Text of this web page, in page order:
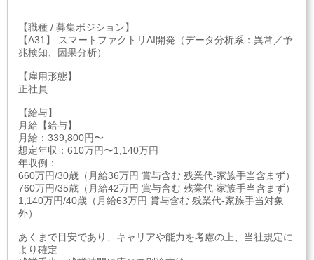
【職種 / 募集ポジション】
【A31】 スマートファクトリAI開発（データ分析系：異常／予
兆検知、因果分析）
【雇用形態】
正社員
【給与】
月給【給与】
月給：339,800円〜
想定年収：610万円〜1,140万円
年収例：
660万円/30歳（月給36万円 賞与含む 残業代-家族手当含まず）
760万円/35歳（月給42万円 賞与含む 残業代-家族手当含まず）
1,140万円/40歳（月給63万円 賞与含む 残業代-家族手当対象
外）
あくまで目安であり、キャリアや能力を考慮の上、当社規定に
より確定